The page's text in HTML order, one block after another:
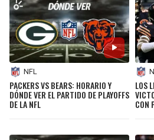
NFL
PACKERS VS BEARS: HORARIO Y
DÓNDE VER EL PARTIDO DE PLAYOFFS
DE LA NFL
LOS
CON